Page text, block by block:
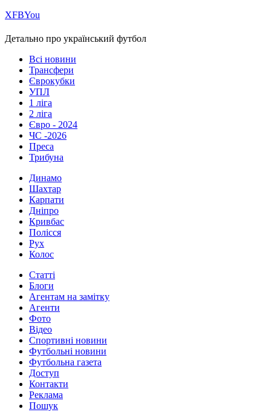
ХFBYou
Детально про український футбол
Всі новини
Трансфери
Єврокубки
УПЛ
1 ліга
2 ліга
Євро - 2024
ЧС -2026
Преса
Трибуна
Динамо
Шахтар
Карпати
Дніпро
Кривбас
Полісся
Рух
Колос
Статті
Блоги
Агентам на замітку
Агенти
Фото
Відео
Спортивні новини
Футбольні новини
Футбольна газета
Доступ
Контакти
Реклама
Пошук